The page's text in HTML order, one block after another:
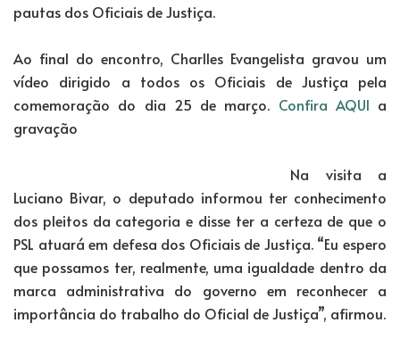
pautas dos Oficiais de Justiça.
Ao final do encontro, Charlles Evangelista gravou um
vídeo dirigido a todos os Oficiais de Justiça pela
comemoração do dia 25 de março. Confira AQUI a
gravação
Na visita a
Luciano Bivar, o deputado informou ter conhecimento
dos pleitos da categoria e disse ter a certeza de que o
PSL atuará em defesa dos Oficiais de Justiça. “Eu espero
que possamos ter, realmente, uma igualdade dentro da
marca administrativa do governo em reconhecer a
importância do trabalho do Oficial de Justiça”, afirmou.